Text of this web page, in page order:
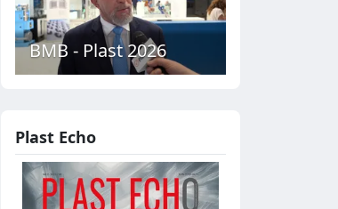
BMB - Plast 2026
Plast Echo